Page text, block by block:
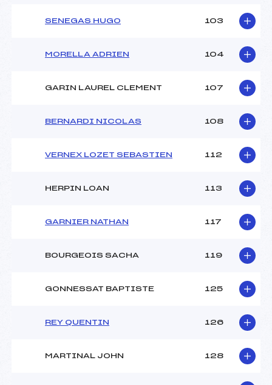
SENEGAS HUGO 103
MORELLA ADRIEN 104
GARIN LAUREL CLEMENT 107
BERNARDI NICOLAS 108
VERNEX LOZET SEBASTIEN 112
HERPIN LOAN 113
GARNIER NATHAN 117
BOURGEOIS SACHA 119
GONNESSAT BAPTISTE 125
REY QUENTIN 126
MARTINAL JOHN 128